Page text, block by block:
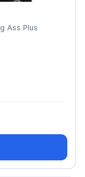
Ass Plus